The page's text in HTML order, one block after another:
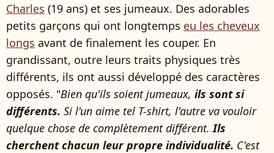
Charles (19 ans) et ses jumeaux. Des adorables
petits garçons qui ont longtemps eu les cheveux
longs avant de finalement les couper. En
grandissant, outre leurs traits physiques très
différents, ils ont aussi développé des caractères
opposés. "Bien qu'ils soient jumeaux, ils sont si
différents. Si l'un aime tel T-shirt, l'autre va vouloir
quelque chose de complètement différent.Ils
cherchent chacun leur propre individualité. C'est